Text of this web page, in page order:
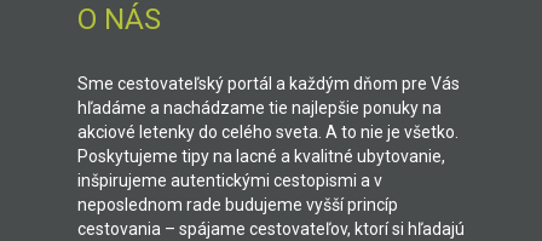
O NÁS
Sme cestovateľský portál a každým dňom pre Vás
hľadáme a nachádzame tie najlepšie ponuky na
akciové letenky do celého sveta. A to nie je všetko.
Poskytujeme tipy na lacné a kvalitné ubytovanie,
inšpirujeme autentickými cestopismi a v
neposlednom rade budujeme vyšší princíp
cestovania – spájame cestovateľov, ktorí si hľadajú